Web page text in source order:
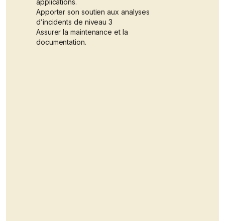
applications.
Apporter son soutien aux analyses
d’incidents de niveau 3
Assurer la maintenance et la
documentation.